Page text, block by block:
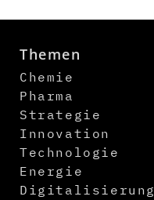
Themen
Chemie
Pharma
Strategie
Innovation
Technologie
Energie
Digitalisierung